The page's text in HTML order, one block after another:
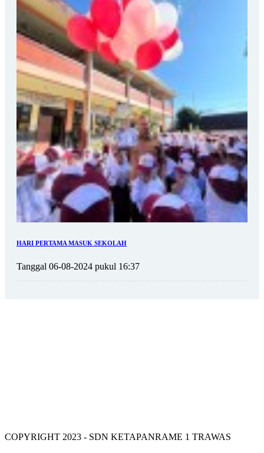
HARI PERTAMA MASUK SEKOLAH
Tanggal 06-08-2024 pukul 16:37
COPYRIGHT 2023 - SDN KETAPANRAME 1 TRAWAS